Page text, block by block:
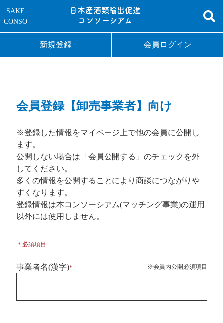
SAKE
CONSO
日本産酒類輸出促進
コンソーシアム
新規登録 会員ログイン
会員登録【卸売事業者】向け
※登録した情報をマイページ上で他の会員に公開し
ます。
公開しない場合は「会員公開する」のチェックを外
してください。
多くの情報を公開することにより商談につながりや
すくなります。
登録情報は本コンソーシアム(マッチング事業)の運用
以外には使用しません。
＊必須項目
事業者名(漢字)* ※会員内公開必須項目